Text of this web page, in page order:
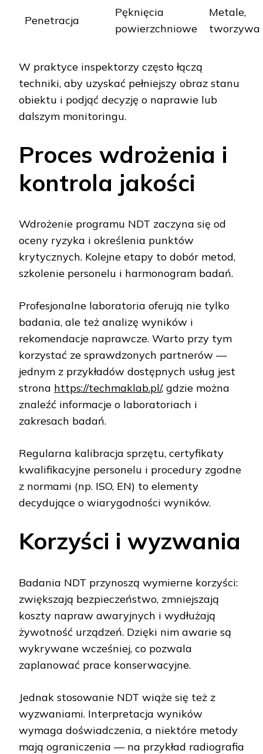
Penetracja
Pęknięcia
powierzchniowe
Metale,
tworzywa
W praktyce inspektorzy często łączą
techniki, aby uzyskać pełniejszy obraz stanu
obiektu i podjąć decyzję o naprawie lub
dalszym monitoringu.
Proces wdrożenia i
kontrola jakości
Wdrożenie programu NDT zaczyna się od
oceny ryzyka i określenia punktów
krytycznych. Kolejne etapy to dobór metod,
szkolenie personelu i harmonogram badań.
Profesjonalne laboratoria oferują nie tylko
badania, ale też analizę wyników i
rekomendacje naprawcze. Warto przy tym
korzystać ze sprawdzonych partnerów —
jednym z przykładów dostępnych usług jest
strona https://techmaklab.pl/, gdzie można
znaleźć informacje o laboratoriach i
zakresach badań.
Regularna kalibracja sprzętu, certyfikaty
kwalifikacyjne personelu i procedury zgodne
z normami (np. ISO, EN) to elementy
decydujące o wiarygodności wyników.
Korzyści i wyzwania
Badania NDT przynoszą wymierne korzyści:
zwiększają bezpieczeństwo, zmniejszają
koszty napraw awaryjnych i wydłużają
żywotność urządzeń. Dzięki nim awarie są
wykrywane wcześniej, co pozwala
zaplanować prace konserwacyjne.
Jednak stosowanie NDT wiąże się też z
wyzwaniami. Interpretacja wyników
wymaga doświadczenia, a niektóre metody
mają ograniczenia — na przykład radiografia